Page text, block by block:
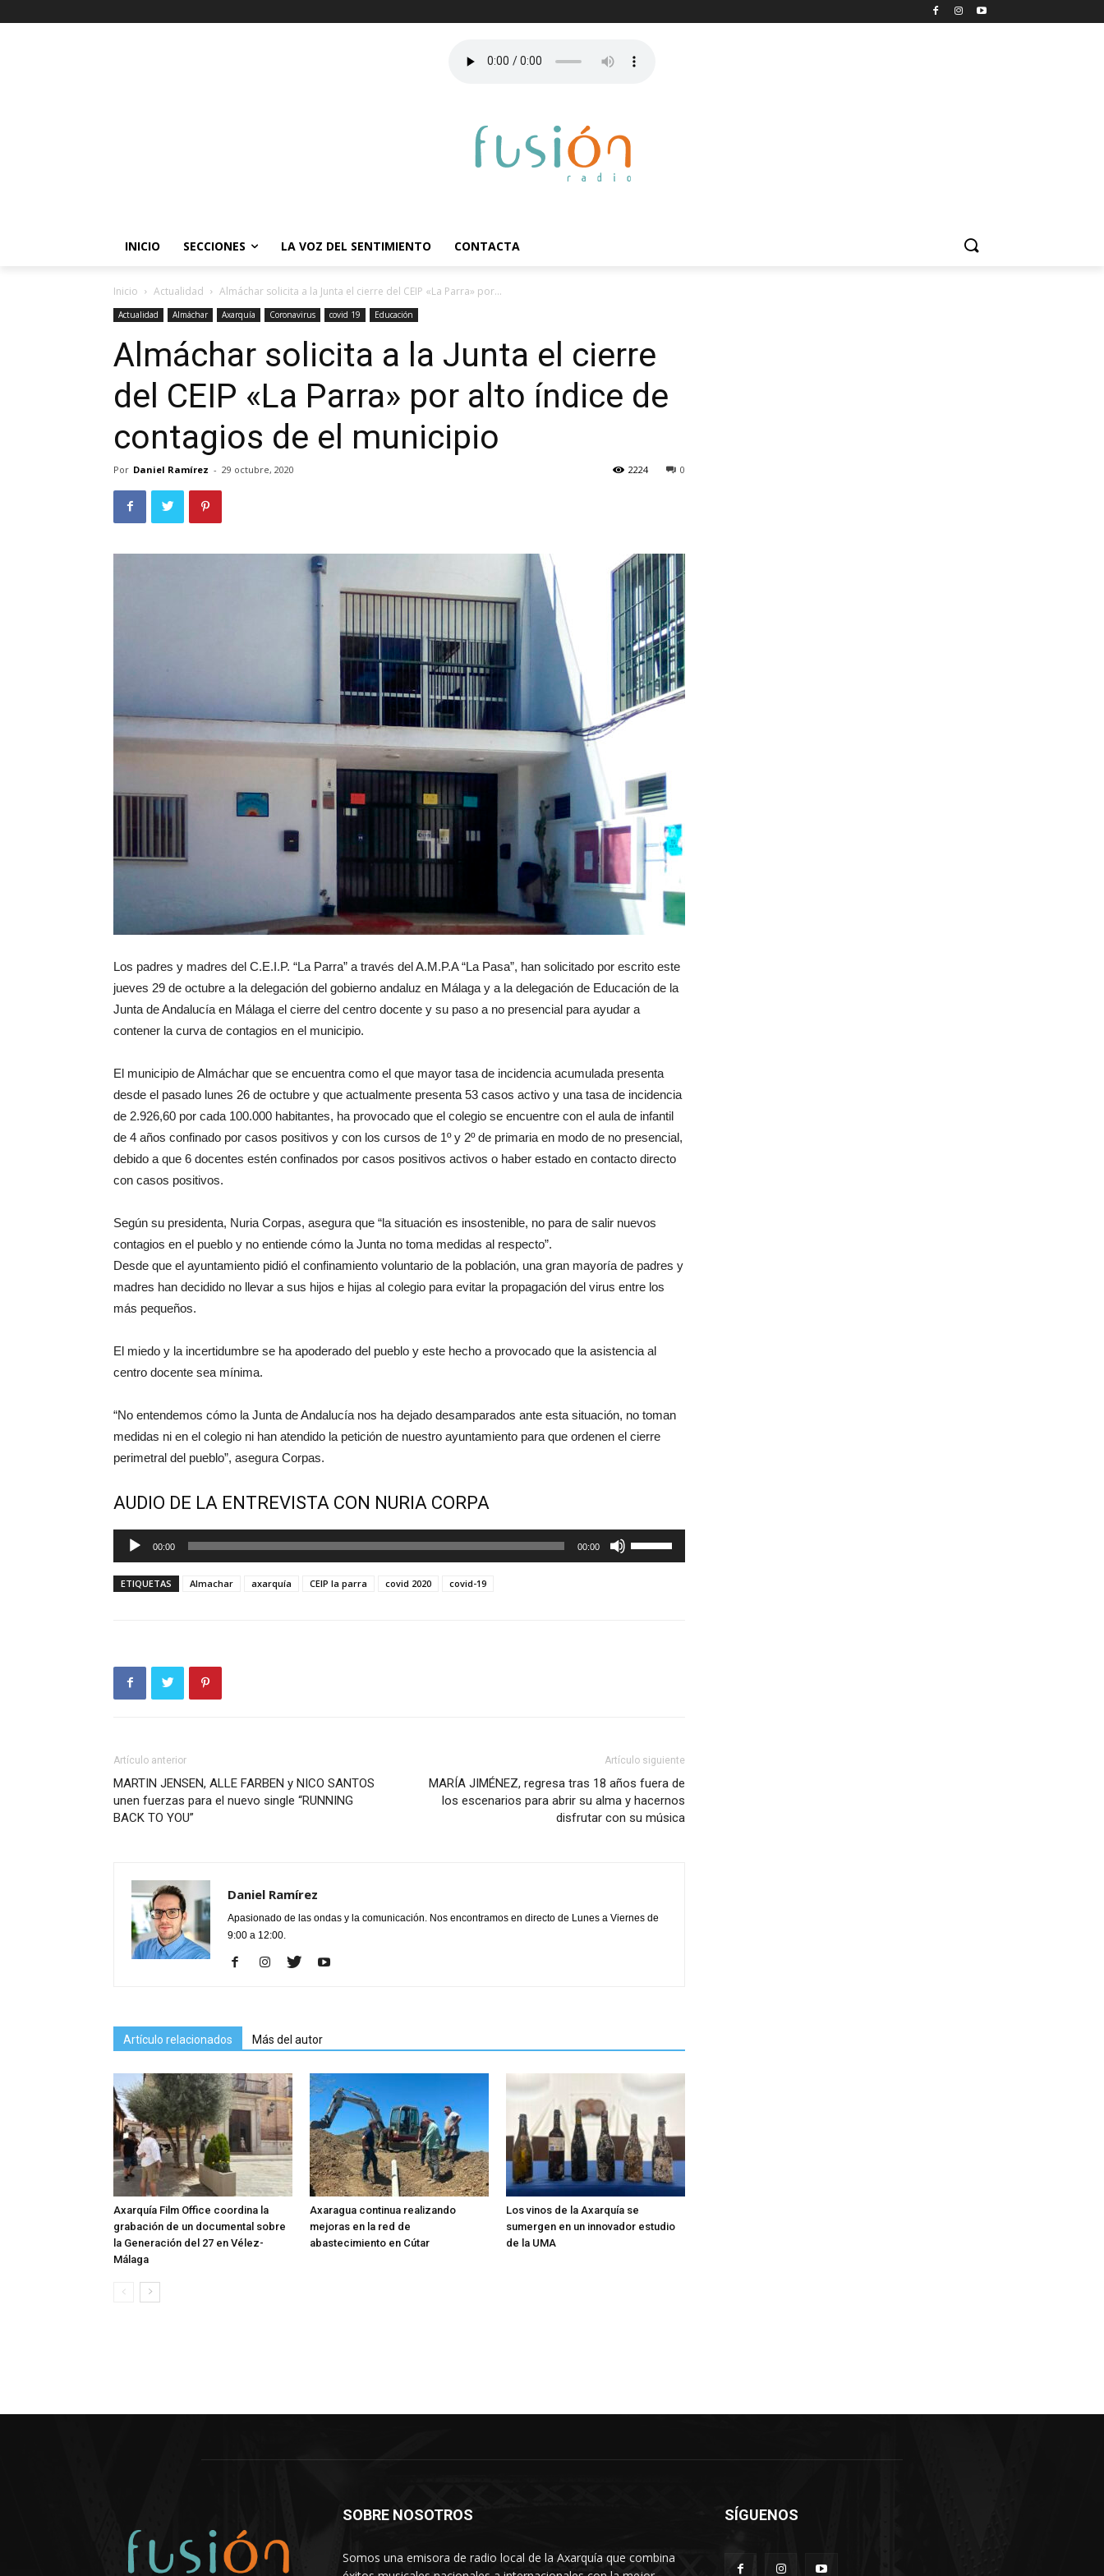
INICIO SECCIONES LA VOZ DEL SENTIMIENTO CONTACTA
Inicio Actualidad Almáchar solicita a la Junta el cierre del CEIP «La Parra» por...
Actualidad Almáchar Axarquía Coronavirus covid 19 Educación
Almáchar solicita a la Junta el cierre
del CEIP «La Parra» por alto índice de
contagios de el municipio
Por Daniel Ramírez - 29 octubre, 2020 0
2224
Los padres y madres del C.E.I.P. “La Parra” a través del A.M.P.A “La Pasa”, han solicitado por escrito este
jueves 29 de octubre a la delegación del gobierno andaluz en Málaga y a la delegación de Educación de la
Junta de Andalucía en Málaga el cierre del centro docente y su paso a no presencial para ayudar a
contener la curva de contagios en el municipio.
El municipio de Almáchar que se encuentra como el que mayor tasa de incidencia acumulada presenta
desde el pasado lunes 26 de octubre y que actualmente presenta 53 casos activo y una tasa de incidencia
de 2.926,60 por cada 100.000 habitantes, ha provocado que el colegio se encuentre con el aula de infantil
de 4 años confinado por casos positivos y con los cursos de 1º y 2º de primaria en modo de no presencial,
debido a que 6 docentes estén confinados por casos positivos activos o haber estado en contacto directo
con casos positivos.
Según su presidenta, Nuria Corpas, asegura que “la situación es insostenible, no para de salir nuevos
contagios en el pueblo y no entiende cómo la Junta no toma medidas al respecto”.
Desde que el ayuntamiento pidió el confinamiento voluntario de la población, una gran mayoría de padres y
madres han decidido no llevar a sus hijos e hijas al colegio para evitar la propagación del virus entre los
más pequeños.
El miedo y la incertidumbre se ha apoderado del pueblo y este hecho a provocado que la asistencia al
centro docente sea mínima.
“No entendemos cómo la Junta de Andalucía nos ha dejado desamparados ante esta situación, no toman
medidas ni en el colegio ni han atendido la petición de nuestro ayuntamiento para que ordenen el cierre
perimetral del pueblo”, asegura Corpas.
AUDIO DE LA ENTREVISTA CON NURIA CORPA
Reproductor
de
audio
00:00 00:00
las
el
ETIQUETAS Almachar axarquía CEIP la parra covid 2020 covid-19
Artículo anterior
MARTIN JENSEN, ALLE FARBEN y NICO SANTOS
unen fuerzas para el nuevo single “RUNNING
BACK TO YOU”
Artículo siguiente
MARÍA JIMÉNEZ, regresa tras 18 años fuera de
los escenarios para abrir su alma y hacernos
disfrutar con su música
Daniel Ramírez
Apasionado de las ondas y la comunicación. Nos encontramos en directo de Lunes a Viernes de
9:00 a 12:00.
Artículo relacionados Más del autor
Axarquía Film Office coordina la
grabación de un documental sobre
la Generación del 27 en Vélez-
Málaga
Axaragua continua realizando
mejoras en la red de
abastecimiento en Cútar
Los vinos de la Axarquía se
sumergen en un innovador estudio
de la UMA
SOBRE NOSOTROS
Somos una emisora de radio local de la Axarquía que combina
SÍGUENOS